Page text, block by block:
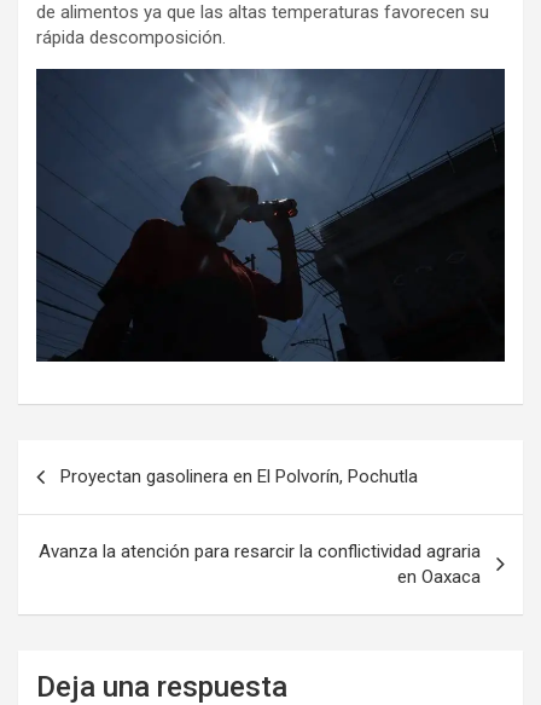
de alimentos ya que las altas temperaturas favorecen su
rápida descomposición.
entradas
Proyectan gasolinera en El Polvorín, Pochutla
Avanza la atención para resarcir la conflictividad agraria
en Oaxaca
Deja una respuesta